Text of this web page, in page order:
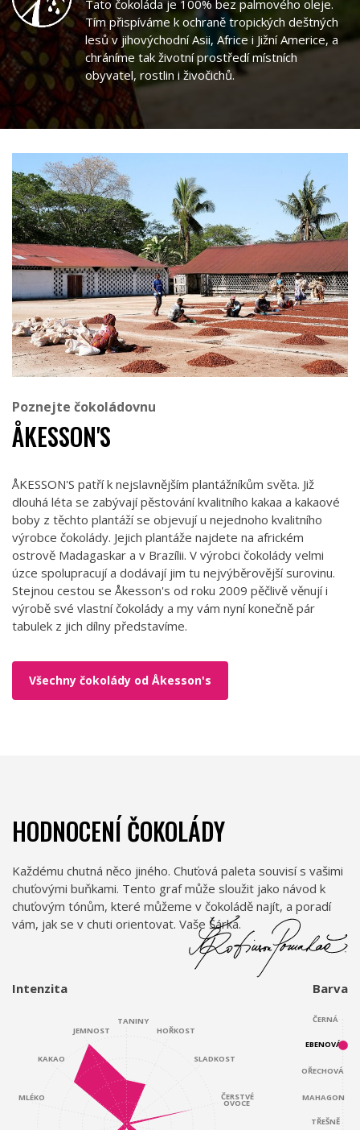
Tato čokoláda je 100% bez palmového oleje.
Tím přispíváme k ochraně tropických deštných
lesů v jihovýchodní Asii, Africe i Jižní Americe, a
chráníme tak životní prostředí místních
obyvatel, rostlin i živočichů.
Poznejte čokoládovnu
ÅKESSON'S
ÅKESSON'S patří k nejslavnějším plantážníkům světa. Již
dlouhá léta se zabývají pěstování kvalitního kakaa a kakaové
boby z těchto plantáží se objevují u nejednoho kvalitního
výrobce čokolády. Jejich plantáže najdete na africkém
ostrově Madagaskar a v Brazílii. V výrobci čokolády velmi
úzce spolupracují a dodávají jim tu nejvýběrovější surovinu.
Stejnou cestou se Åkesson's od roku 2009 pěčlivě věnují i
výrobě své vlastní čokolády a my vám nyní konečně pár
tabulek z jich dílny představíme.
Všechny čokolády od Åkesson's
HODNOCENÍ ČOKOLÁDY
Každému chutná něco jiného. Chuťová paleta souvisí s vašimi
chuťovými buňkami. Tento graf může sloužit jako návod k
chuťovým tónům, které můžeme v čokoládě najít, a poradí
vám, jak se v chuti orientovat. Vaše Šárka.
Intenzita Barva
ČERNÁ
EBENOVÁ
OŘECHOVÁ
MAHAGON
TŘEŠNĚ
TANINY
HOŘKOST
SLADKOST
ČERSTVÉ
OVOCE
MLÉKO
KAKAO
JEMNOST